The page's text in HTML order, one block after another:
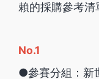
賴的採購參考清
No.1
●參賽分組：新